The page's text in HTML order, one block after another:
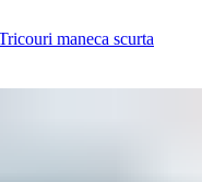
maneca scurta